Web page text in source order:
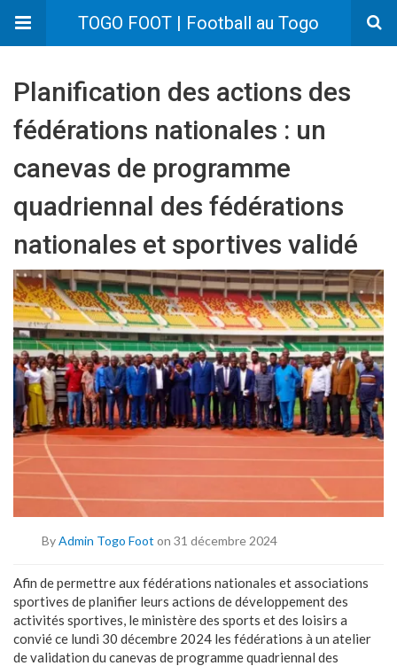
TOGO FOOT | Football au Togo
Planification des actions des
fédérations nationales : un
canevas de programme
quadriennal des fédérations
nationales et sportives validé
By Admin Togo Foot on 31 décembre 2024
Afin de permettre aux fédérations nationales et associations
sportives de planifier leurs actions de développement des
activités sportives, le ministère des sports et des loisirs a
convié ce lundi 30 décembre 2024 les fédérations à un atelier
de validation du canevas de programme quadriennal des